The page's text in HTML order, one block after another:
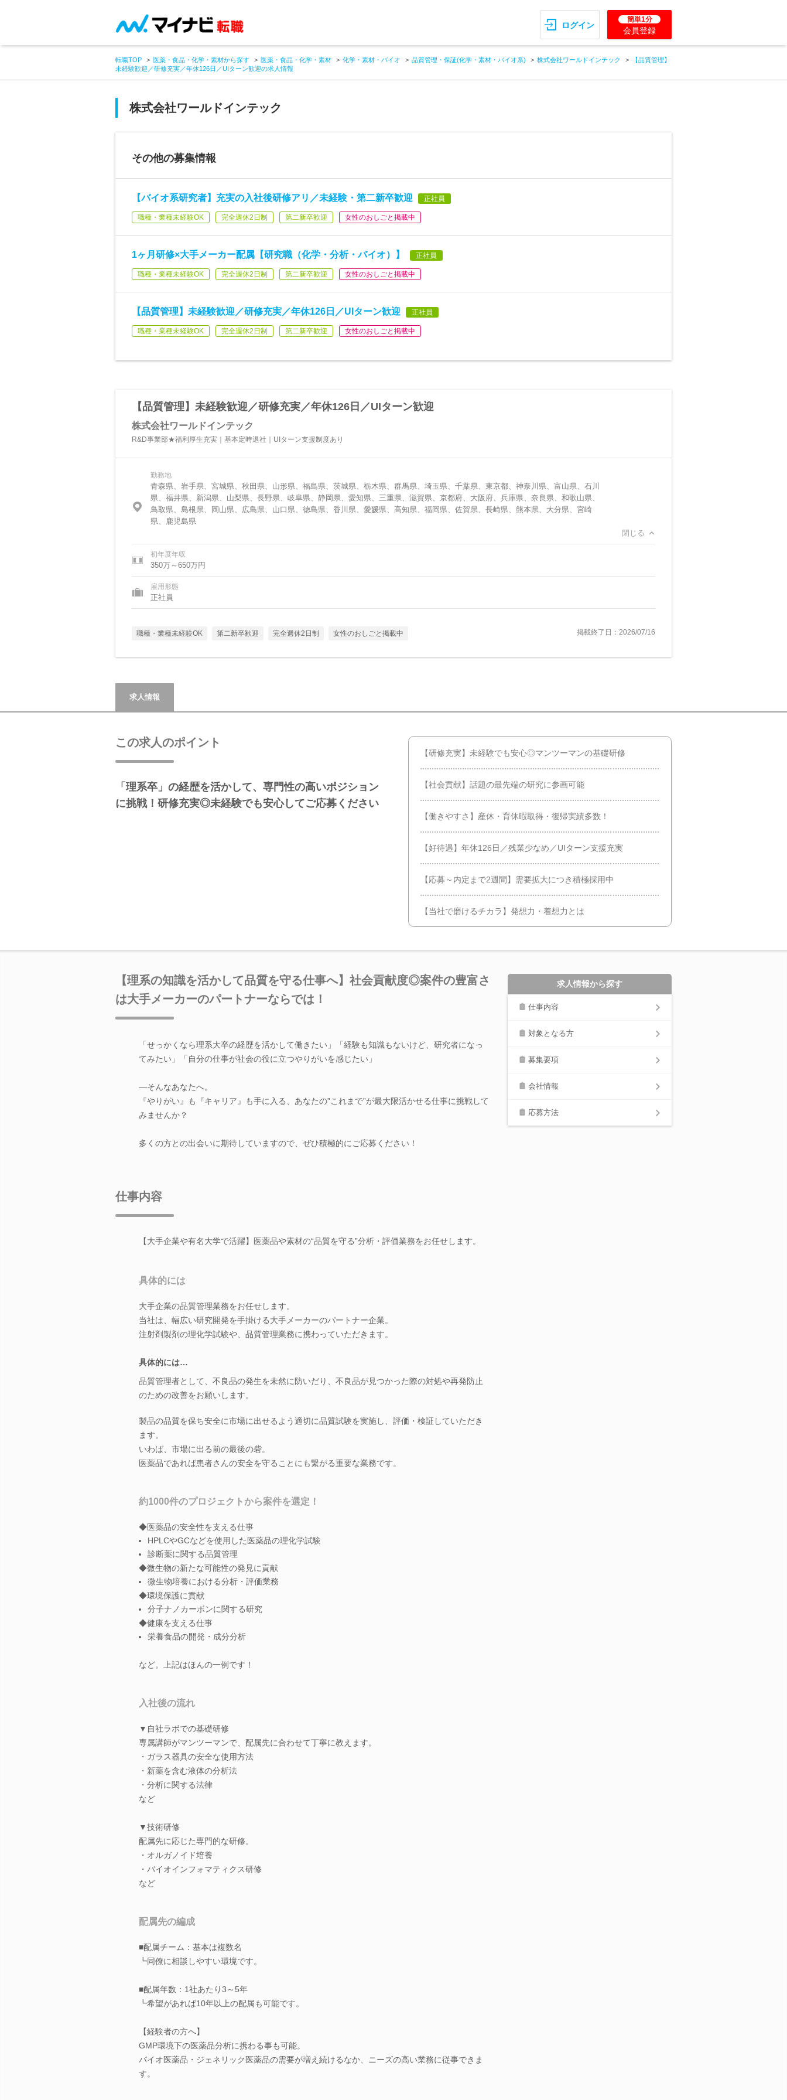
ログイン
簡単1分
会員登録
転職TOP 医薬・食品・化学・素材から探す 医薬・食品・化学・素材 化学・素材・バイオ 品質管理・保証(化学・素材・バイオ系) 株式会社ワールドインテック
【品質管理】
未経験歓迎／研修充実／年休126日／UIターン歓迎の求人情報
株式会社ワールドインテック
その他の募集情報
【バイオ系研究者】充実の入社後研修アリ／未経験・第二新卒歓迎 正社員
職種・業種未経験OK 完全週休2日制 第二新卒歓迎 女性のおしごと掲載中
1ヶ月研修×大手メーカー配属【研究職（化学・分析・バイオ）】 正社員
職種・業種未経験OK 完全週休2日制 第二新卒歓迎 女性のおしごと掲載中
【品質管理】未経験歓迎／研修充実／年休126日／UIターン歓迎 正社員
職種・業種未経験OK 完全週休2日制 第二新卒歓迎 女性のおしごと掲載中
【品質管理】未経験歓迎／研修充実／年休126日／UIターン歓迎
株式会社ワールドインテック
R&D事業部★福利厚生充実｜基本定時退社｜UIターン支援制度あり
勤務地
青森県、岩手県、宮城県、秋田県、山形県、福島県、茨城県、栃木県、群馬県、埼玉県、千葉県、東京都、神奈川県、富山県、石川
県、福井県、新潟県、山梨県、長野県、岐阜県、静岡県、愛知県、三重県、滋賀県、京都府、大阪府、兵庫県、奈良県、和歌山県、
鳥取県、島根県、岡山県、広島県、山口県、徳島県、香川県、愛媛県、高知県、福岡県、佐賀県、長崎県、熊本県、大分県、宮崎
県、鹿児島県
閉じる
初年度年収
350万～650万円
雇用形態
正社員
職種・業種未経験OK 第二新卒歓迎 完全週休2日制 女性のおしごと掲載中 掲載終了日：2026/07/16
求人情報
この求人のポイント
「理系卒」の経歴を活かして、専門性の高いポジション
に挑戦！研修充実◎未経験でも安心してご応募ください
【研修充実】未経験でも安心◎マンツーマンの基礎研修
【社会貢献】話題の最先端の研究に参画可能
【働きやすさ】産休・育休暇取得・復帰実績多数！
【好待遇】年休126日／残業少なめ／UIターン支援充実
【応募～内定まで2週間】需要拡大につき積極採用中
【当社で磨けるチカラ】発想力・着想力とは
【理系の知識を活かして品質を守る仕事へ】社会貢献度◎案件の豊富さ
は大手メーカーのパートナーならでは！
「せっかくなら理系大卒の経歴を活かして働きたい」「経験も知識もないけど、研究者になっ
てみたい」「自分の仕事が社会の役に立つやりがいを感じたい」
―そんなあなたへ。
『やりがい』も『キャリア』も手に入る、あなたの”これまで”が最大限活かせる仕事に挑戦して
みませんか？
多くの方との出会いに期待していますので、ぜひ積極的にご応募ください！
仕事内容
【大手企業や有名大学で活躍】医薬品や素材の“品質を守る”分析・評価業務をお任せします。
具体的には
大手企業の品質管理業務をお任せします。
当社は、幅広い研究開発を手掛ける大手メーカーのパートナー企業。
注射剤製剤の理化学試験や、品質管理業務に携わっていただきます。
具体的には…
品質管理者として、不良品の発生を未然に防いだり、不良品が見つかった際の対処や再発防止
のための改善をお願いします。
製品の品質を保ち安全に市場に出せるよう適切に品質試験を実施し、評価・検証していただき
ます。
いわば、市場に出る前の最後の砦。
医薬品であれば患者さんの安全を守ることにも繋がる重要な業務です。
約1000件のプロジェクトから案件を選定！
◆医薬品の安全性を支える仕事
HPLCやGCなどを使用した医薬品の理化学試験
診断薬に関する品質管理
◆微生物の新たな可能性の発見に貢献
微生物培養における分析・評価業務
◆環境保護に貢献
分子ナノカーボンに関する研究
◆健康を支える仕事
栄養食品の開発・成分分析
など。上記はほんの一例です！
入社後の流れ
▼自社ラボでの基礎研修
専属講師がマンツーマンで、配属先に合わせて丁寧に教えます。
・ガラス器具の安全な使用方法
・新薬を含む液体の分析法
・分析に関する法律
など
▼技術研修
配属先に応じた専門的な研修。
・オルガノイド培養
・バイオインフォマティクス研修
など
配属先の編成
■配属チーム：基本は複数名
┗同僚に相談しやすい環境です。
■配属年数：1社あたり3～5年
┗希望があれば10年以上の配属も可能です。
【経験者の方へ】
GMP環境下の医薬品分析に携わる事も可能。
バイオ医薬品・ジェネリック医薬品の需要が増え続けるなか、ニーズの高い業務に従事できま
す。
求人情報から探す
仕事内容
対象となる方
募集要項
会社情報
応募方法